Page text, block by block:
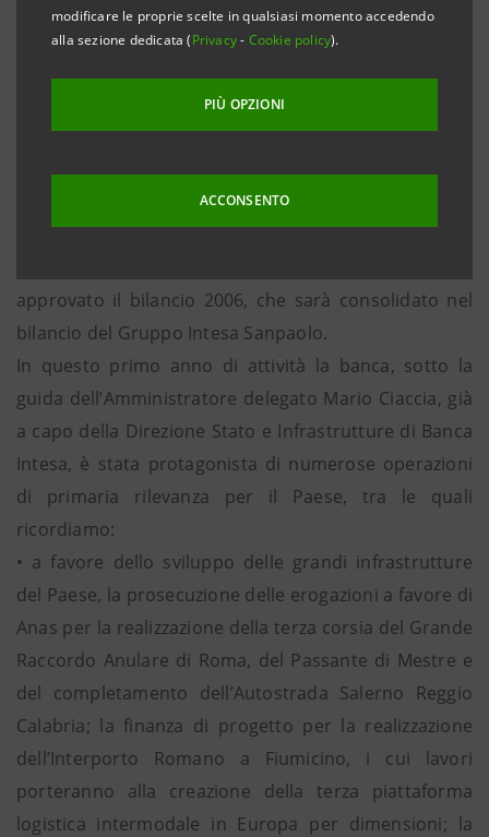
modificare le proprie scelte in qualsiasi momento accedendo
alla sezione dedicata (Privacy- Cookie policy).
PIÙ OPZIONI
ACCONSENTO
attività finanziarie disponibili per la vendita – al 31
dicembre 2006 a 14,5
mld di euro, più che
raddoppiati rispetto al 1° gennaio 2006.
Roma, 8 marzo 2007- Il Consiglio di Amministrazione
approvato il bilancio 2006, che sarà consolidato nel
bilancio del Gruppo Intesa Sanpaolo.
In questo primo anno di attività la banca, sotto la
guida dell’Amministratore delegato Mario Ciaccia, già
a capo della Direzione Stato e Infrastrutture di Banca
Intesa, è stata protagonista di numerose operazioni
di primaria rilevanza per il Paese, tra le quali
ricordiamo:
• a favore dello sviluppo delle grandi infrastrutture
del Paese, la prosecuzione delle erogazioni a favore di
Anas per la realizzazione della terza corsia del Grande
Raccordo Anulare di Roma, del Passante di Mestre e
del completamento dell’Autostrada Salerno Reggio
Calabria; la finanza di progetto per la realizzazione
dell’Interporto Romano a Fiumicino, i cui lavori
porteranno alla creazione della terza piattaforma
logistica intermodale in Europa per dimensioni; la